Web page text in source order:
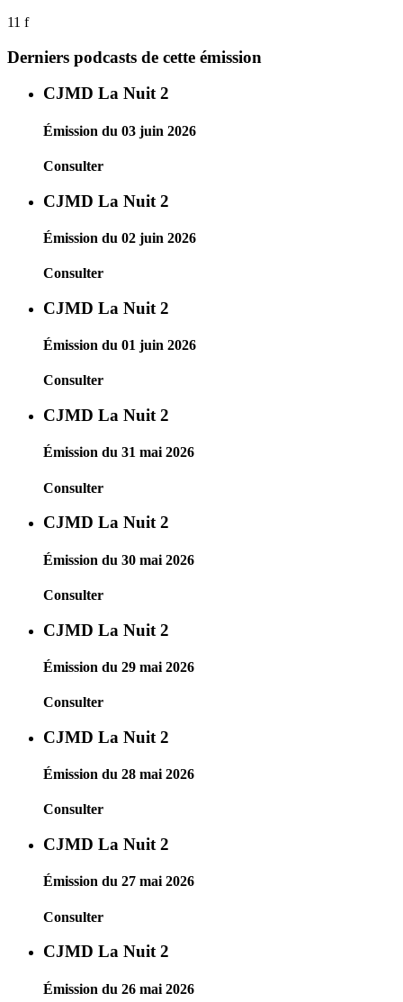
11 f
Derniers podcasts de cette émission
CJMD La Nuit 2
Émission du 03 juin 2026
Consulter
CJMD La Nuit 2
Émission du 02 juin 2026
Consulter
CJMD La Nuit 2
Émission du 01 juin 2026
Consulter
CJMD La Nuit 2
Émission du 31 mai 2026
Consulter
CJMD La Nuit 2
Émission du 30 mai 2026
Consulter
CJMD La Nuit 2
Émission du 29 mai 2026
Consulter
CJMD La Nuit 2
Émission du 28 mai 2026
Consulter
CJMD La Nuit 2
Émission du 27 mai 2026
Consulter
CJMD La Nuit 2
Émission du 26 mai 2026